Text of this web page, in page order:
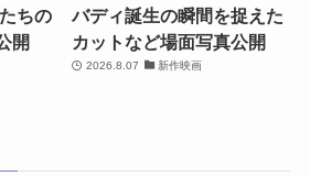
ちの
開
バディ誕生の瞬間を捉えた
カットなど場面写真公開
2026.8.07 新作映画